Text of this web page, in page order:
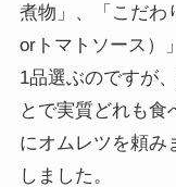
煮物」、「こだわ
orトマトソース）
1品選ぶのですが
とで実質どれも食
にオムレツを頼み
しました。